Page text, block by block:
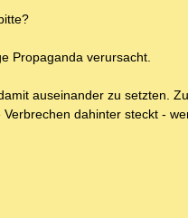
Propaganda verursacht.
auseinander zu setzten.
dahinter steckt -